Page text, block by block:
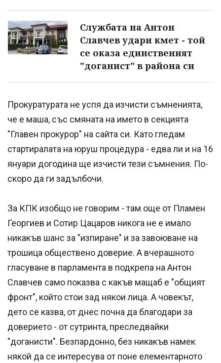
Службата на Антон
Славчев удари кмет - той
се оказа единственият
"доганист" в района си
Прокуратурата не успя да изчисти съмненията,
че е маша, със смяната на името в секцията
"Главен прокурор" на сайта си. Като гледам
стартиралата на юруш процедура - едва ли и на 16
януари догодина ще изчисти тези съмнения. По-
скоро да ги задълбочи.
За КПК изобщо не говорим - там още от Пламен
Георгиев и Сотир Цацаров никога не е имало
никакъв шанс за "изпиране" и за завоюване на
трошица обществено доверие. А вчерашното
гласуване в парламента в подкрепа на Антон
Славчев само показва с какъв мащаб е "общият
фронт", който стои зад някои лица. А човекът,
дето се казва, от днес почна да благодари за
доверието - от сутринта, преследвайки
"доганисти". Безпардонно, без никакъв намек
някой да се интересува от поне елементарното